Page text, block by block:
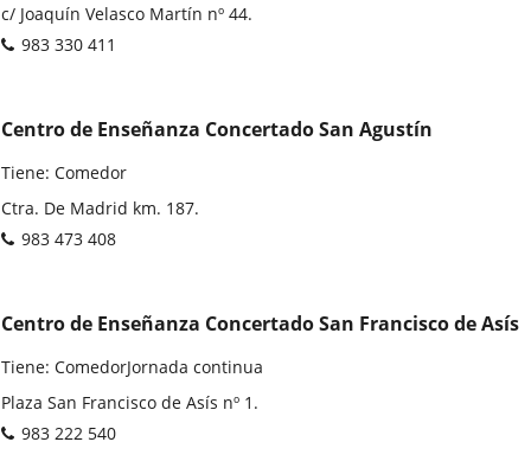
Dirección
postal
c/ Joaquín Velasco Martín nº 44.
Teléfonos
983 330 411
Centro de Enseñanza Concertado San Agustín
Tiene: Comedor
Dirección
postal
Ctra. De Madrid km. 187.
Teléfonos
983 473 408
Centro de Enseñanza Concertado San Francisco de Asís
Tiene: ComedorJornada continua
Dirección
postal
Plaza San Francisco de Asís nº 1.
Teléfonos
983 222 540